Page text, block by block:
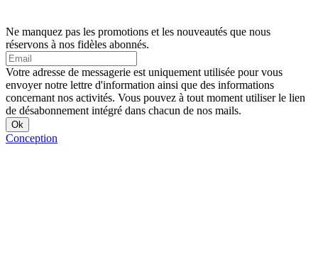
Ne manquez pas les promotions et les nouveautés que nous
réservons à nos fidèles abonnés.
Votre adresse de messagerie est uniquement utilisée pour vous
envoyer notre lettre d'information ainsi que des informations
concernant nos activités. Vous pouvez à tout moment utiliser le lien
de désabonnement intégré dans chacun de nos mails.
Conception